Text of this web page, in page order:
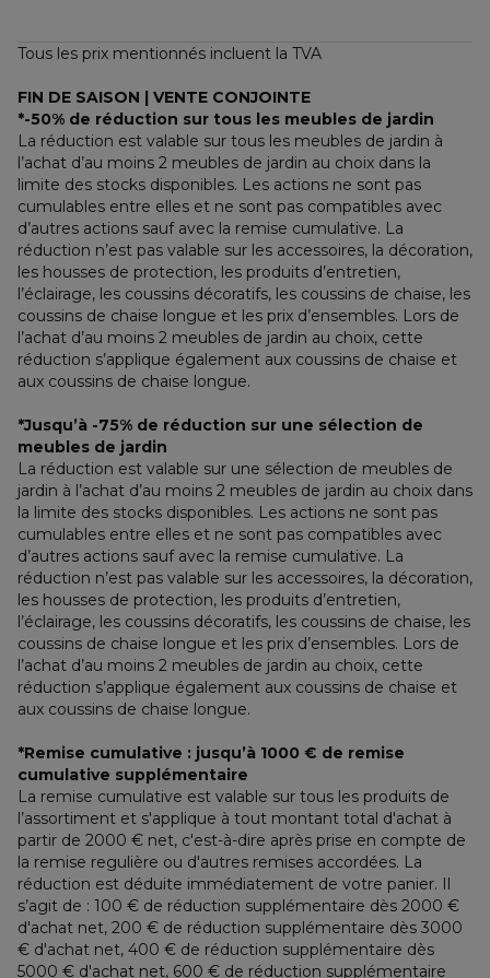
Tous les prix mentionnés incluent la TVA
FIN DE SAISON | VENTE CONJOINTE
*-50% de réduction sur tous les meubles de jardin
La réduction est valable sur tous les meubles de jardin à
l’achat d’au moins 2 meubles de jardin au choix dans la
limite des stocks disponibles. Les actions ne sont pas
cumulables entre elles et ne sont pas compatibles avec
d’autres actions sauf avec la remise cumulative. La
réduction n’est pas valable sur les accessoires, la décoration,
les housses de protection, les produits d’entretien,
l’éclairage, les coussins décoratifs, les coussins de chaise, les
coussins de chaise longue et les prix d’ensembles. Lors de
l’achat d’au moins 2 meubles de jardin au choix, cette
réduction s’applique également aux coussins de chaise et
aux coussins de chaise longue.
*Jusqu’à -75% de réduction sur une sélection de
meubles de jardin
La réduction est valable sur une sélection de meubles de
jardin à l’achat d’au moins 2 meubles de jardin au choix dans
la limite des stocks disponibles. Les actions ne sont pas
cumulables entre elles et ne sont pas compatibles avec
d’autres actions sauf avec la remise cumulative. La
réduction n’est pas valable sur les accessoires, la décoration,
les housses de protection, les produits d’entretien,
l’éclairage, les coussins décoratifs, les coussins de chaise, les
coussins de chaise longue et les prix d’ensembles. Lors de
l’achat d’au moins 2 meubles de jardin au choix, cette
réduction s’applique également aux coussins de chaise et
aux coussins de chaise longue.
*Remise cumulative : jusqu’à 1000 € de remise
cumulative supplémentaire
La remise cumulative est valable sur tous les produits de
l’assortiment et s'applique à tout montant total d'achat à
partir de 2000 € net, c'est-à-dire après prise en compte de
la remise regulière ou d'autres remises accordées. La
réduction est déduite immédiatement de votre panier. Il
s’agit de : 100 € de réduction supplémentaire dès 2000 €
d'achat net, 200 € de réduction supplémentaire dès 3000
€ d'achat net, 400 € de réduction supplémentaire dès
5000 € d'achat net, 600 € de réduction supplémentaire